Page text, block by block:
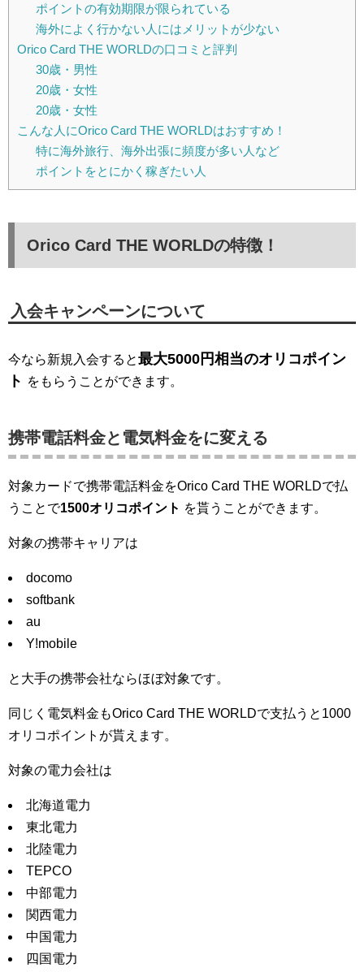
ポイントの有効期限が限られている
海外によく行かない人にはメリットが少ない
Orico Card THE WORLDの口コミと評判
30歳・男性
20歳・女性
20歳・女性
こんな人にOrico Card THE WORLDはおすすめ！
特に海外旅行、海外出張に頻度が多い人など
ポイントをとにかく稼ぎたい人
Orico Card THE WORLDの特徴！
入会キャンペーンについて
今なら新規入会すると最大5000円相当のオリコポイン
ト をもらうことができます。
携帯電話料金と電気料金をに変える
対象カードで携帯電話料金をOrico Card THE WORLDで払
うことで1500オリコポイント を貰うことができます。
対象の携帯キャリアは
docomo
softbank
au
Y!mobile
と大手の携帯会社ならほぼ対象です。
同じく電気料金もOrico Card THE WORLDで支払うと1000
オリコポイントが貰えます。
対象の電力会社は
北海道電力
東北電力
北陸電力
TEPCO
中部電力
関西電力
中国電力
四国電力